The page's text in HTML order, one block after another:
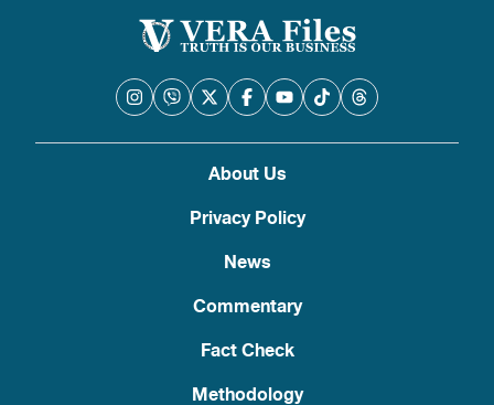
About Us
Privacy Policy
News
Commentary
Fact Check
Methodology